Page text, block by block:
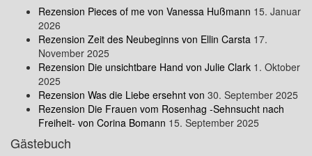
Rezension Pieces of me von Vanessa Hußmann 15. Januar
2026
Rezension Zeit des Neubeginns von Ellin Carsta 17.
November 2025
Rezension Die unsichtbare Hand von Julie Clark 1. Oktober
2025
Rezension Was die Liebe ersehnt von 30. September 2025
Rezension Die Frauen vom Rosenhag -Sehnsucht nach
Freiheit- von Corina Bomann 15. September 2025
Gästebuch